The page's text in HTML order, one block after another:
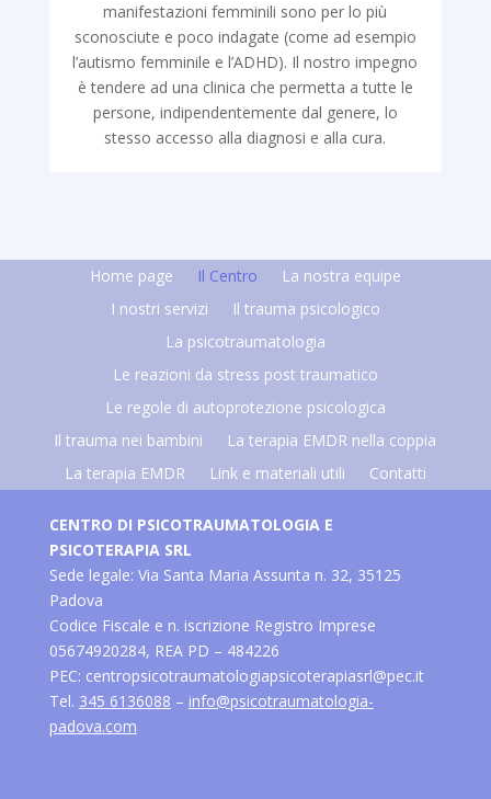
manifestazioni femminili sono per lo più
sconosciute e poco indagate (come ad esempio
l’autismo femminile e l’ADHD). Il nostro impegno
è tendere ad una clinica che permetta a tutte le
persone, indipendentemente dal genere, lo
stesso accesso alla diagnosi e alla cura.
Home page Il Centro
La nostra equipe
I nostri servizi
Il trauma psicologico
La psicotraumatologia
Le reazioni da stress post traumatico
Le regole di autoprotezione psicologica
Il trauma nei bambini
La terapia EMDR nella coppia
La terapia EMDR
Link e materiali utili Contatti
CENTRO DI PSICOTRAUMATOLOGIA E
PSICOTERAPIA SRL
Sede legale: Via Santa Maria Assunta n. 32, 35125
Padova
Codice Fiscale e n. iscrizione Registro Imprese
05674920284, REA PD – 484226
PEC: centropsicotraumatologiapsicoterapiasrl@pec.it
Tel. 345 6136088 – info@psicotraumatologia-
padova.com